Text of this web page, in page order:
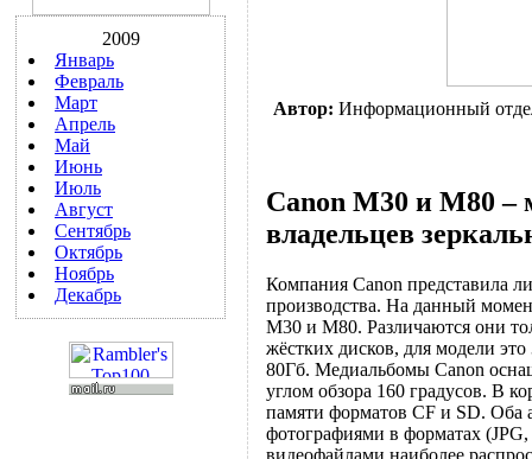
2009
Январь
Февраль
Март
Апрель
Май
Июнь
Июль
Август
Сентябрь
Октябрь
Ноябрь
Декабрь
Автор: Информационный
Canon M30 и M80 –
владельцев
Компания Canon представила
производства. На данный
M30 и M80. Различаются они
жёстких дисков, для модели
80Гб. Медиальбомы Canon
углом обзора 160 градусов. В
памяти форматов CF и SD. Оба
фотографиями в форматах
видеофайлами наиболее